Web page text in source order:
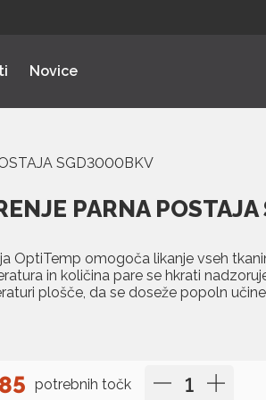
Novice
SGD3000BKV
PARNA
OptiTemp omogoča likanje vseh
in količina pare se hkrati
plošče, da se doseže popoln
potrebnih točk